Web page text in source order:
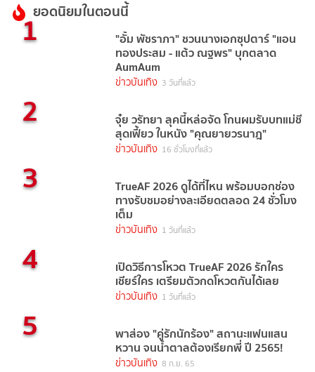
ยอดนิยมในตอนนี้
1 "อั้ม พัชราภา" ชวนนางเอกซุปตาร์ "แอน
ทองประสม - แต้ว ณฐพร" บุกตลาด
AumAum
ข่าวบันเทิง 3 วันที่แล้ว
2 จุ๋ย วรัทยา ลุคนี้หล่อจัด โกนผมรับบทแม่ชี
สุดเฟี้ยว ในหนัง "คุณยายวรนาฎ"
ข่าวบันเทิง 16 ชั่วโมงที่แล้ว
3 TrueAF 2026 ดูได้ที่ไหน พร้อมบอกช่อง
ทางรับชมอย่างละเอียดตลอด 24 ชั่วโมง
เต็ม
ข่าวบันเทิง 1 วันที่แล้ว
4 เปิดวิธีการโหวต TrueAF 2026 รักใคร
เชียร์ใคร เตรียมตัวกดโหวตกันได้เลย
ข่าวบันเทิง 1 วันที่แล้ว
5 พาส่อง "คู่รักนักร้อง" สถานะแฟนแสน
หวาน จนน้ำตาลต้องเรียกพี่ ปี 2565!
ข่าวบันเทิง 8 ก.ย. 65